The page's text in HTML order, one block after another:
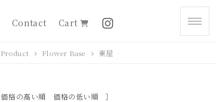
Contact Cart
Product Flower Base 東屋
価格の高い順 価格の低い順